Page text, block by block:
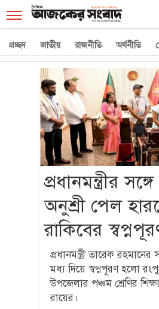
☰
প্রচ্ছদ জাতীয় রাজনীতি অর্থনীতি
প্রধানমন্ত্রীর
অনুশ্রী পেল
রাকিবের
প্রধানমন্ত্রী তারেক রহমানের
মধ্য দিয়ে স্বপ্নপূরণ হলো
উপজেলার পঞ্চম শ্রেণির
রায়ের।